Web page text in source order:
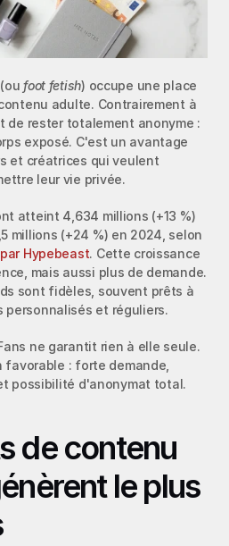
(ou foot fetish) occupe une place
adulte. Contrairement à
de rester totalement anonyme :
exposé. C'est un avantage
et créatrices qui veulent
leur vie privée.
atteint 4,634 millions (+13 %)
millions (+24 %) en 2024, selon
Hypebeast. Cette croissance
mais aussi plus de demande.
sont fidèles, souvent prêts à
personnalisés et réguliers.
ne garantit rien à elle seule.
: forte demande,
possibilité d'anonymat total.
de contenu
le plus